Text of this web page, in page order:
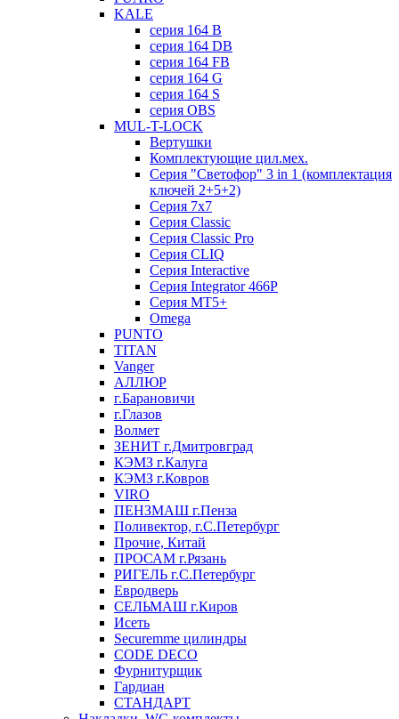
KALE
серия 164 B
серия 164 DB
серия 164 FB
серия 164 G
серия 164 S
серия OBS
MUL-T-LOCK
Вертушки
Комплектующие цил.мех.
Серия "Светофор" 3 in 1 (комплектация
ключей 2+5+2)
Серия 7х7
Серия Classic
Серия Classic Pro
Серия CLIQ
Серия Interactive
Серия Integrator 466P
Серия MT5+
Omega
PUNTO
TITAN
Vanger
АЛЛЮР
г.Барановичи
г.Глазов
Волмет
ЗЕНИТ г.Дмитровград
КЭМЗ г.Калуга
КЭМЗ г.Ковров
VIRO
ПЕНЗМАШ г.Пенза
Поливектор, г.С.Петербург
Прочие, Китай
ПРОСАМ г.Рязань
РИГЕЛЬ г.С.Петербург
Евродверь
СЕЛЬМАШ г.Киров
Исеть
Securemme цилиндры
CODE DECO
Фурнитурщик
Гардиан
СТАНДАРТ